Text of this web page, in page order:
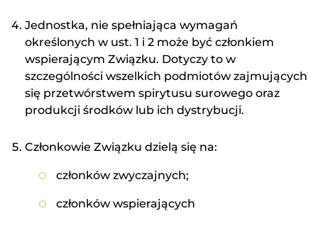
Jednostka, nie spełniająca wymagań
określonych w ust. 1 i 2 może być członkiem
wspierającym Związku. Dotyczy to w
szczególności wszelkich podmiotów zajmujących
się przetwórstwem spirytusu surowego oraz
produkcji środków lub ich dystrybucji.
Członkowie Związku dzielą się na:
członków zwyczajnych;
członków wspierających